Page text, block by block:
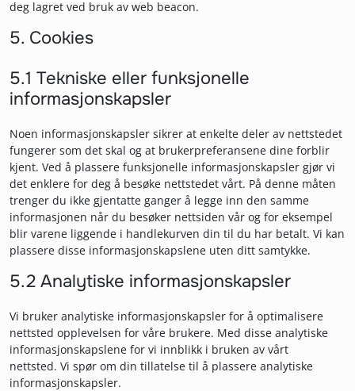
deg lagret ved bruk av web beacon.
5. Cookies
5.1 Tekniske eller funksjonelle
informasjonskapsler
Noen informasjonskapsler sikrer at enkelte deler av nettstedet
fungerer som det skal og at brukerpreferansene dine forblir
kjent. Ved å plassere funksjonelle informasjonskapsler gjør vi
det enklere for deg å besøke nettstedet vårt. På denne måten
trenger du ikke gjentatte ganger å legge inn den samme
informasjonen når du besøker nettsiden vår og for eksempel
blir varene liggende i handlekurven din til du har betalt. Vi kan
plassere disse informasjonskapslene uten ditt samtykke.
5.2 Analytiske informasjonskapsler
Vi bruker analytiske informasjonskapsler for å optimalisere
nettsted opplevelsen for våre brukere. Med disse analytiske
informasjonskapslene for vi innblikk i bruken av vårt
nettsted. Vi spør om din tillatelse til å plassere analytiske
informasjonskapsler.